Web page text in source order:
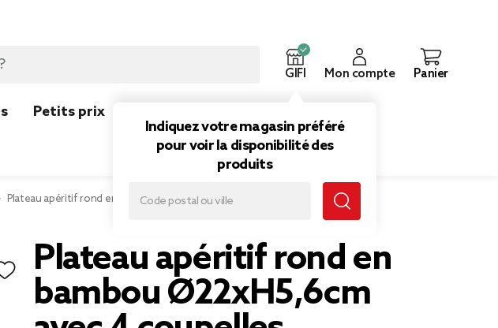
GIFI
Indiquez votre magasin préféré
pour voir la disponibilité des
produits
Mon compte Panier
Petits prix
Plateau apéritif rond en bambou Ø22xH5,6cm avec 4 coupelles
Plateau apéritif rond en
bambou Ø22xH5,6cm